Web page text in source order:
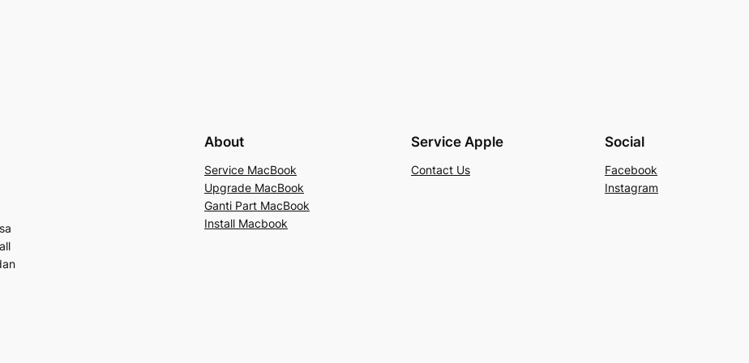
About
Service MacBook
Upgrade MacBook
Ganti Part MacBook
Install Macbook
Service Apple
Contact Us
Social
Facebook
Instagram